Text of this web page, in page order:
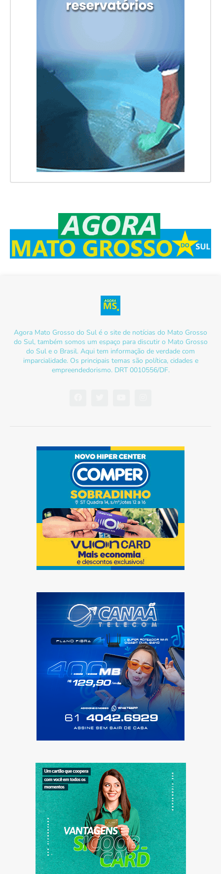
Agora Mato Grosso do Sul é o site de notícias do Mato Grosso
do Sul, também somos um espaço para discutir o Mato Grosso
do Sul e o Brasil. Aqui tem informação de verdade com
imparcialidade. Os principais temas são política, cidades e
empreendedorismo. DRT 0010556/DF.